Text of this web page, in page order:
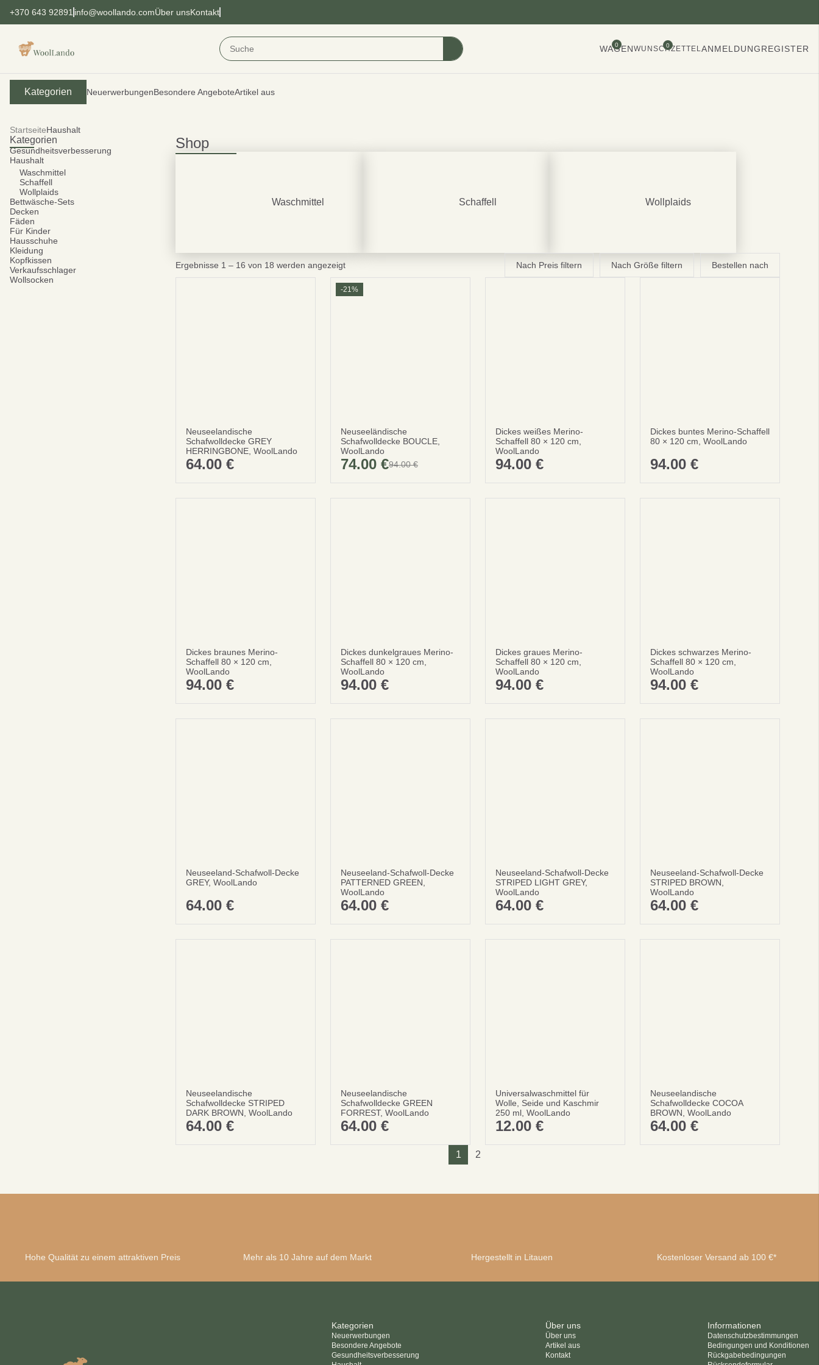
10% SPAREN
Bei deiner ersten Bestellung
datenschutzbestimmungen bedingungen und Konditionen
+370 643 92891 info@woollando.comÜber unsKontakt
0
WAGEN 0
WUNSCHZETTELANMELDUNGREGISTER
Kategorien NeuerwerbungenBesondere AngeboteArtikel aus
StartseiteHaushalt
Kategorien
Gesundheitsverbesserung
Haushalt
Waschmittel
Schaffell
Wollplaids
Bettwäsche-Sets
Decken
Fäden
Für Kinder
Hausschuhe
Kleidung
Kopfkissen
Verkaufsschlager
Wollsocken
Shop
Waschmittel Schaffell Wollplaids
Ergebnisse 1 – 16 von 18 werden angezeigt Nach Preis filtern Nach Größe filtern Bestellen nach
Neuseelandische
Schafwolldecke GREY
HERRINGBONE, WoolLando
64.00 €
-21%
Neuseeländische
Schafwolldecke BOUCLE,
WoolLando
94.00€
Ursprünglicher
74.00 €
Aktueller
Dickes weißes Merino-
Schaffell 80 × 120 cm,
WoolLando
94.00 €
Dickes buntes Merino-Schaffell
80 × 120 cm, WoolLando
94.00 €
Dickes braunes Merino-
Schaffell 80 × 120 cm,
WoolLando
94.00 €
Dickes dunkelgraues Merino-
Schaffell 80 × 120 cm,
WoolLando
94.00 €
Dickes graues Merino-
Schaffell 80 × 120 cm,
WoolLando
94.00 €
Dickes schwarzes Merino-
Schaffell 80 × 120 cm,
WoolLando
94.00 €
Neuseeland-Schafwoll-Decke
GREY, WoolLando
64.00 €
Neuseeland-Schafwoll-Decke
PATTERNED GREEN,
WoolLando
64.00 €
Neuseeland-Schafwoll-Decke
STRIPED LIGHT GREY,
WoolLando
64.00 €
Neuseeland-Schafwoll-Decke
STRIPED BROWN,
WoolLando
64.00 €
Neuseelandische
Schafwolldecke STRIPED
DARK BROWN, WoolLando
64.00 €
Neuseelandische
Schafwolldecke GREEN
FORREST, WoolLando
64.00 €
Universalwaschmittel für
Wolle, Seide und Kaschmir
250 ml, WoolLando
12.00 €
Neuseelandische
Schafwolldecke COCOA
BROWN, WoolLando
64.00 €
1 2
Hohe Qualität zu einem attraktiven Preis Mehr als 10 Jahre auf dem Markt Hergestellt in Litauen Kostenloser Versand ab 100 €*
Kategorien
Neuerwerbungen
Besondere Angebote
Gesundheitsverbesserung
Über uns
Über uns
Artikel aus
Kontakt
Informationen
Datenschutzbestimmungen
Bedingungen und Konditionen
Rückgabebedingungen